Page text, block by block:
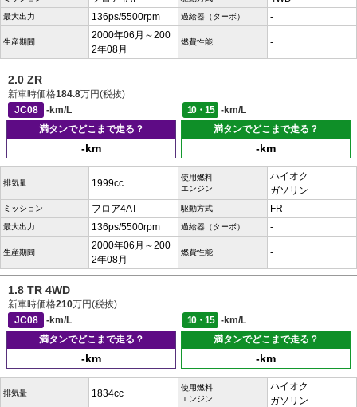
最大出力 136ps/5500rpm 過給器（ターボ） -
生産期間
2000年06月～200
2年08月
燃費性能 -
2.0 ZR
新車時価格184.8万円(税抜)
JC08
-km/L 10・15
-km/L
満タンでどこまで走る？
-km
満タンでどこまで走る？
-km
排気量 1999cc
使用燃料
エンジン
ハイオク
ガソリン
ミッション フロア4AT 駆動方式 FR
最大出力 136ps/5500rpm 過給器（ターボ） -
生産期間
2000年06月～200
2年08月
燃費性能 -
1.8 TR 4WD
新車時価格210万円(税抜)
JC08
-km/L 10・15
-km/L
満タンでどこまで走る？
-km
満タンでどこまで走る？
-km
排気量 1834cc
使用燃料
エンジン
ハイオク
ガソリン